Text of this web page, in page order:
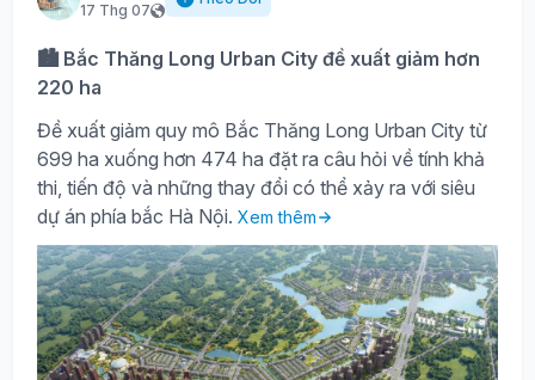
17 Thg 07
🏙️ Bắc Thăng Long Urban City đề xuất giảm hơn
220 ha
Đề xuất giảm quy mô Bắc Thăng Long Urban City từ
699 ha xuống hơn 474 ha đặt ra câu hỏi về tính khả
thi, tiến độ và những thay đổi có thể xảy ra với siêu
dự án phía bắc Hà Nội. Xem thêm